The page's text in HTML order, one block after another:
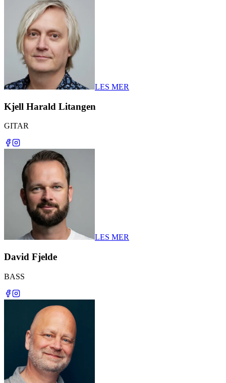
LES MER
Kjell Harald Litangen
GITAR
LES MER
David Fjelde
BASS